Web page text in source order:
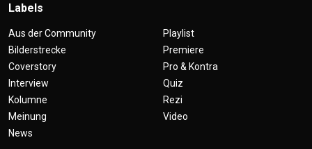
Labels
Aus der Community
Bilderstrecke
Coverstory
Interview
Kolumne
Meinung
News
Playlist
Premiere
Pro & Kontra
Quiz
Rezi
Video